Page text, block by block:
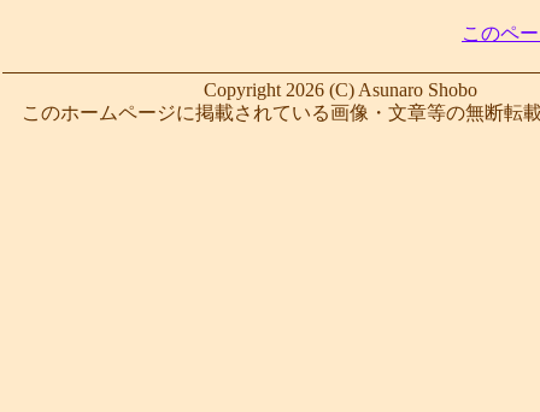
このペ
Copyright 2026 (C) Asunaro Shobo
このホームページに掲載されている画像・文章等の無断転